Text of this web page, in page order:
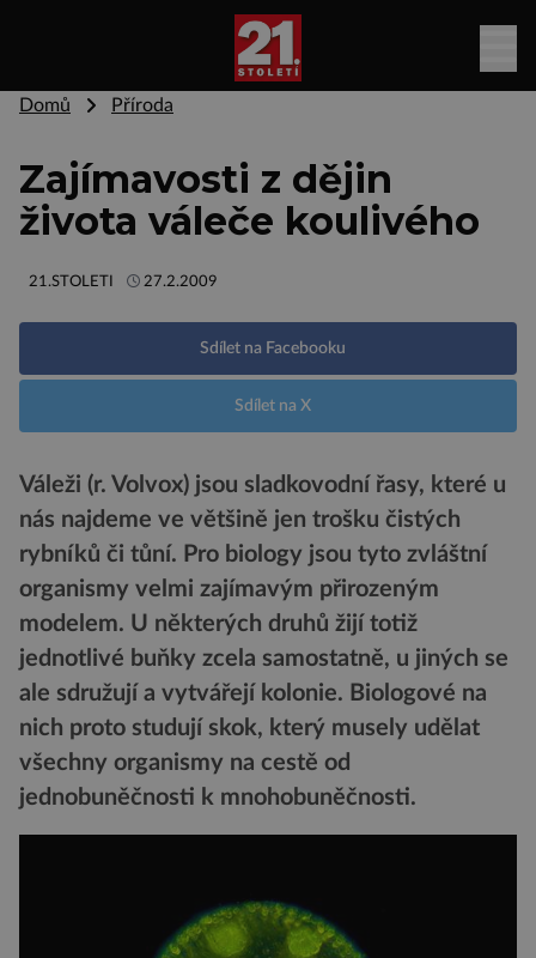
Domů Příroda
Zajímavosti z dějin
života váleče koulivého
21.STOLETI 27.2.2009
Sdílet na Facebooku
Sdílet na X
Váleži (r. Volvox) jsou sladkovodní řasy, které u
nás najdeme ve většině jen trošku čistých
rybníků či tůní. Pro biology jsou tyto zvláštní
organismy velmi zajímavým přirozeným
modelem. U některých druhů žijí totiž
jednotlivé buňky zcela samostatně, u jiných se
ale sdružují a vytvářejí kolonie. Biologové na
nich proto studují skok, který musely udělat
všechny organismy na cestě od
jednobuněčnosti k mnohobuněčnosti.